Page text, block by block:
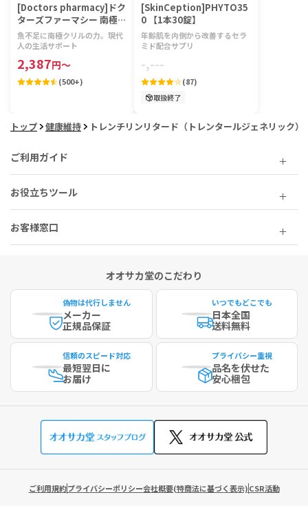
[Doctors pharmacy]ドク
ターズファーマシー 南極ク
リルビタミン 【1袋120
粒】
魚不足に南極クリルの力。現代
人の生活サポート
2,387円～
(500+)
[SkinCeption]PHYTO35
0 【1本30錠】
年齢肌を内側から改善するセラ
ミド配合サプリ
-,---
(87)
取扱終了
トップ 健康維持 トレンチリンリタード（トレンタールジェネリック）
ご利用ガイド
お役立ちツール
お客様窓口
オオサカ堂のこだわり
偽物は代行しません
メーカー
正規品保証
いつでもどこでも
日本全国
送料無料
信頼のスピード対応
最短翌日に
お届け
プライバシー重視
品名を伏せた
安心梱包
ご利用規約プライバシーポリシー会社概要(特商法に基づく表示)CSR活動